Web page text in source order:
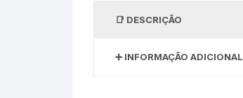
DESCRIÇÃO
INFORMAÇÃO ADICIONAL